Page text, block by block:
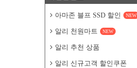
아마존 블프 SSD 할인 NEW
알리 천원마트 NEW
알리 추천 상품
알리 신규고객 할인쿠폰